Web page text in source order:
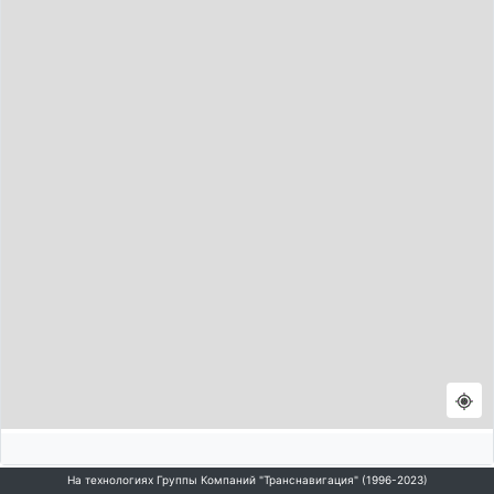
На технологиях Группы Компаний "Транснавигация" (1996-2023)